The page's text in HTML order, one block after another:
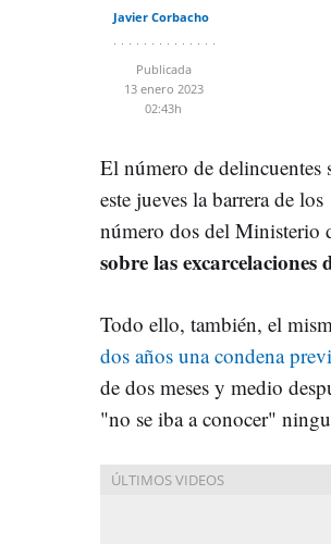
Javier Corbacho
Publicada
13 enero 2023
02:43h
El número de delincuentes
este jueves la barrera de
número dos del Ministerio
sobre las excarcelaciones
Todo ello, también, el
dos años una condena
de dos meses y medio
"no se iba a conocer"